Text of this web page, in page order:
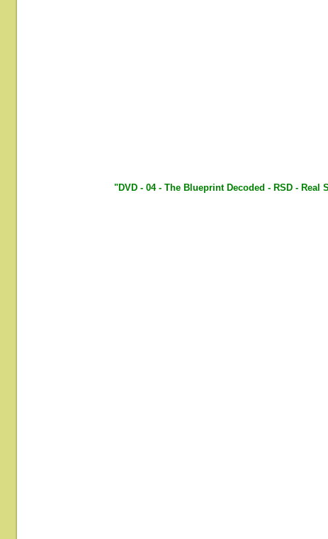
"DVD - 04 - The Blueprint Decoded - RSD - Real